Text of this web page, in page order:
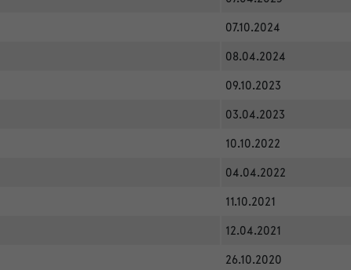
07.10.2024
08.04.2024
09.10.2023
03.04.2023
10.10.2022
04.04.2022
11.10.2021
12.04.2021
26.10.2020